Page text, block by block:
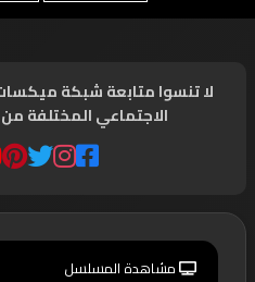
لا تنسوا متابعة شبكة
الاجتماعي المختلفة من
مشاهدة المسلسل